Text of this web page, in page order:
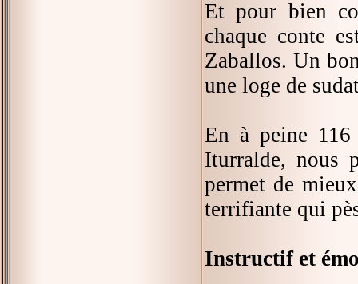
Et pour bien
chaque conte
Zaballos. Un
une loge de
En à peine
Iturralde, nous
permet de
terrifiante qui
Instructif et